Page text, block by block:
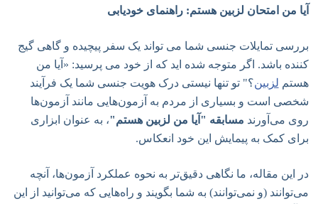
آیا من امتحان لزبین هستم: راهنمای خودیابی
بررسی تمایلات جنسی شما می تواند یک سفر پیچیده و گاهی گیج
کننده باشد. اگر متوجه شده اید که از خود می پرسید: «آیا من
هستم لزبین؟" تو تنها نیستی درک هویت جنسی شما یک فرآیند
شخصی است و بسیاری از مردم به آزمون‌هایی مانند آزمون‌ها
روی می‌آورند مسابقه "آیا من لزبین هستم"، به عنوان ابزاری
برای کمک به پیمایش این خود انعکاس.
در این مقاله، ما نگاهی دقیق‌تر به نحوه عملکرد آزمون‌ها، آنچه
می‌توانند (و نمی‌توانند) به شما بگویند و راه‌هایی که می‌توانید از این